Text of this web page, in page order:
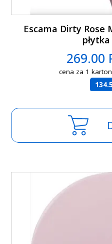
Escama Dirty Rose
269.00
cena za 1